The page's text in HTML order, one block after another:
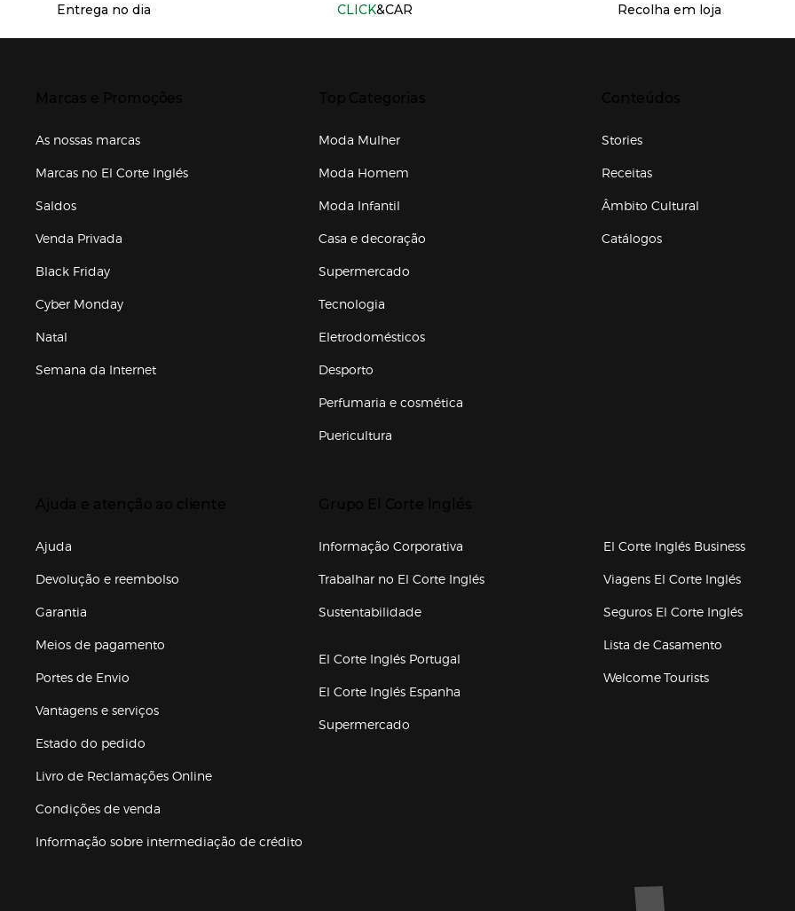
Servicios destacados
Entrega no dia CLICK&CAR Recolha em loja
As nossas marcas
Marcas no El Corte Inglés
Saldos
Venda Privada
Black Friday
Cyber Monday
Natal
Semana da Internet
Moda Mulher
Moda Homem
Moda Infantil
Casa e decoração
Supermercado
Tecnologia
Eletrodomésticos
Desporto
Perfumaria e cosmética
Puericultura
Stories
Receitas
Âmbito Cultural
Catálogos
Ajuda
Devolução e reembolso
Garantia
Meios de pagamento
Portes de Envio
Vantagens e serviços
Estado do pedido
Livro de Reclamações Online
Condições de venda
Informação sobre intermediação de crédito
Informação Corporativa
Trabalhar no El Corte Inglés(abre en nueva ventana)
Sustentabilidade
El Corte Inglés Portugal
El Corte Inglés Espanha
Supermercado
El Corte Inglés Business
Viagens El Corte Inglés(abre en
Seguros El Corte Inglés(abre en
Lista de Casamento
Welcome Tourists
Marca El Corte Inglés